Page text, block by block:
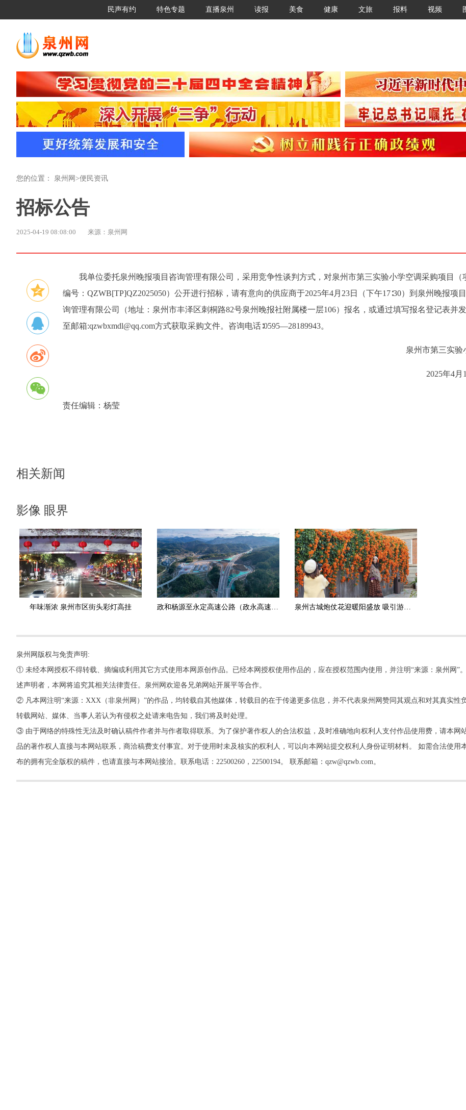
民声有约 特色专题 直播泉州 读报 美食 健康 文旅 报料 视频
您的位置： 泉州网 >便民资讯
招标公告
2025-04-19 08:08:00 来源：泉州网
我单位委托泉州晚报项目咨询管理有限公司，采用竞争性谈判方式，对泉州市第三实验小学空调采购项目（
编号：QZWB[TP]QZ2025050）公开进行招标，请有意向的供应商于2025年4月23日（下午17∶30）到泉州晚报项
询管理有限公司（地址：泉州市丰泽区刺桐路82号泉州晚报社附属楼一层106）报名，或通过填写报名登记表并
至邮箱:qzwbxmdl@qq.com方式获取采购文件。咨询电话∶0595—28189943。
泉州市第三实验
2025年4月
责任编辑： 杨莹
相关新闻
影像 眼界
年味渐浓 泉州市区街头彩灯高挂 政和杨源至永定高速公路（政永高速）德化段正式通车运营 泉州古城炮仗花迎暖阳盛放 吸引游客打卡拍照
泉州网版权与免责声明:
① 未经本网授权不得转载、摘编或利用其它方式使用本网原创作品。已经本网授权使用作品的，应在授权范围内使用，并注明“来源：泉州网”
述声明者，本网将追究其相关法律责任。泉州网欢迎各兄弟网站开展平等合作。
② 凡本网注明“来源：XXX（非泉州网）”的作品，均转载自其他媒体，转载目的在于传递更多信息，并不代表泉州网赞同其观点和对其真实性
转载网站、媒体、当事人若认为有侵权之处请来电告知，我们将及时处理。
③ 由于网络的特殊性无法及时确认稿件作者并与作者取得联系。为了保护著作权人的合法权益，及时准确地向权利人支付作品使用费，请本网
品的著作权人直接与本网站联系，商洽稿费支付事宜。对于使用时未及核实的权利人，可以向本网站提交权利人身份证明材料。 如需合法使用
布的拥有完全版权的稿件，也请直接与本网站接洽。联系电话：22500260，22500194。 联系邮箱：qzw@qzwb.com。